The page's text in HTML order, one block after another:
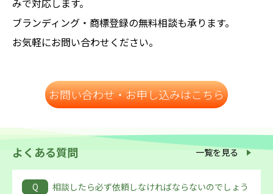
みで対応します。
ブランディング・商標登録の無料相談も承ります。
お気軽にお問い合わせください。
お問い合わせ・お申し込みはこちら
よくある質問 一覧を見る
Q
相談したら必ず依頼しなければならないのでしょう